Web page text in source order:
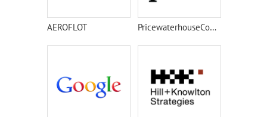
AEROFLOT PricewaterhouseCoopers